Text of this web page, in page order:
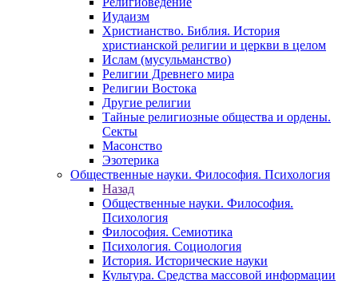
Иудаизм
Христианство. Библия. История
христианской религии и церкви в целом
Ислам (мусульманство)
Религии Древнего мира
Религии Востока
Другие религии
Тайные религиозные общества и ордены.
Секты
Масонство
Эзотерика
Общественные науки. Философия. Психология
Назад
Общественные науки. Философия.
Психология
Философия. Семиотика
Психология. Социология
История. Исторические науки
Культура. Средства массовой информации